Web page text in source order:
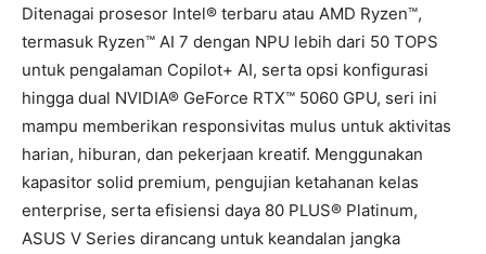
Ditenagai prosesor Intel® terbaru atau AMD Ryzen™,
termasuk Ryzen™ AI 7 dengan NPU lebih dari 50 TOPS
untuk pengalaman Copilot+ AI, serta opsi konfigurasi
hingga dual NVIDIA® GeForce RTX™ 5060 GPU, seri ini
mampu memberikan responsivitas mulus untuk aktivitas
harian, hiburan, dan pekerjaan kreatif. Menggunakan
kapasitor solid premium, pengujian ketahanan kelas
enterprise, serta efisiensi daya 80 PLUS® Platinum,
ASUS V Series dirancang untuk keandalan jangka